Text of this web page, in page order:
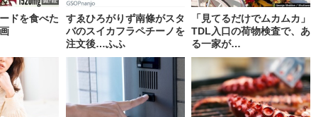
ドを食べた
すゑひろがりず南條がスタ
バのスイカフラペチーノを
注文後…ふふ
「見てるだけでムカムカ」
TDL入口の荷物検査で、あ
る一家が…